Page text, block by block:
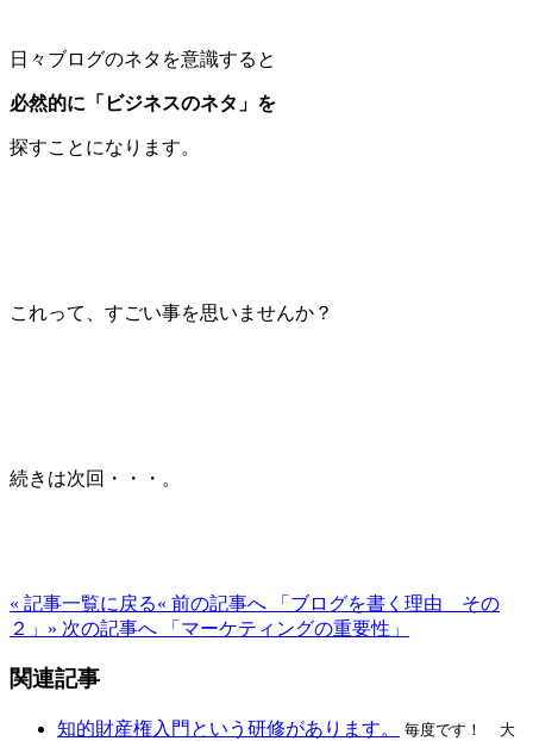
日々ブログのネタを意識すると
必然的に「ビジネスのネタ」を
探すことになります。
これって、すごい事を思いませんか？
続きは次回・・・。
« 記事一覧に戻る« 前の記事へ 「ブログを書く理由 その
２」 » 次の記事へ 「マーケティングの重要性」
関連記事
知的財産権入門という研修があります。
毎度です！ 大